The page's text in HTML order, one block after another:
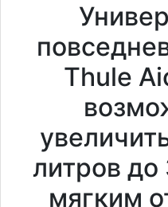
Thule
литров
мягким